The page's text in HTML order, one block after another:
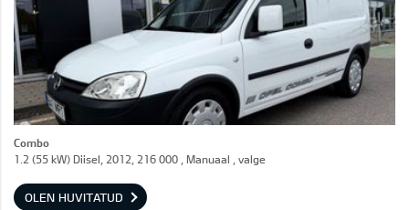
Combo
1.2 (55 kW) Diisel, 2012, 216 000 , Manuaal , valge
OLEN HUVITATUD